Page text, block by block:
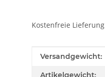
Kostenfreie Lieferung
Produkteigenschaft
Wert
Versandgewicht:
Artikelgewicht: